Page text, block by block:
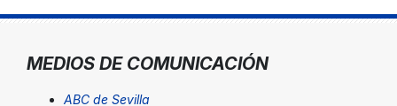
MEDIOS DE COMUNICACIÓN
ABC de Sevilla